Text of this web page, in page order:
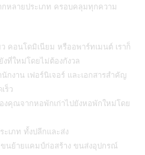
หลายประเภท ครอบคลุมทุกความ
ว คอนโดมิเนียม หรืออพาร์ทเมนต์ เราก็
ที่ใหม่โดยไม่ต้องกังวล
กงาน เฟอร์นิเจอร์ และเอกสารสำคัญ
ร็ว
งคุณจากหอพักเก่าไปยังหอพักใหม่โดย
เภท ทั้งปลีกและส่ง
นย้ายแคมป์ก่อสร้าง ขนส่งอุปกรณ์